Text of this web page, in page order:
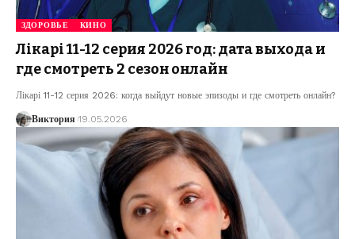
ЗДОРОВЬЕ КИНО
Лікарі 11-12 серия 2026 год: дата выхода и
где смотреть 2 сезон онлайн
Лікарі 11-12 серия 2026: когда выйдут новые эпизоды и где смотреть онлайн?
Виктория 19.05.2026